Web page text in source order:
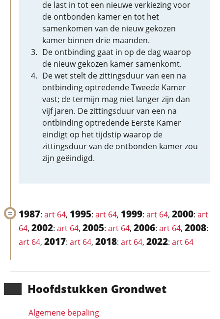
Hoofd­stukken Grondwet
Algemene bepaling
de last in tot een nieuwe verkiezing voor
de ontbonden kamer en tot het
samenkomen van de nieuw gekozen
kamer binnen drie maanden.
De ontbinding gaat in op de dag waarop
de nieuw gekozen kamer samenkomt.
De wet stelt de zittingsduur van een na
ontbinding optredende Tweede Kamer
vast; de termijn mag niet langer zijn dan
vijf jaren. De zittingsduur van een na
ontbinding optredende Eerste Kamer
eindigt op het tijdstip waarop de
zittingsduur van de ontbonden kamer zou
zijn geëindigd.
1987: art 64, 1995: art 64, 1999: art 64, 2000: art
64, 2002: art 64, 2005: art 64, 2006: art 64, 2008:
art 64, 2017: art 64, 2018: art 64, 2022: art 64